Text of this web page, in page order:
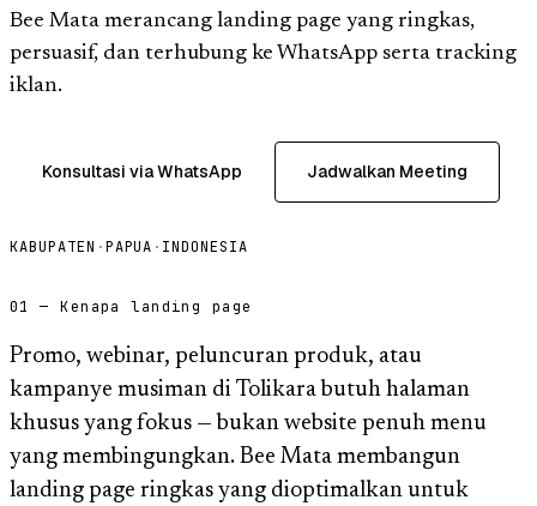
Bee Mata merancang landing page yang ringkas,
persuasif, dan terhubung ke WhatsApp serta tracking
iklan.
Konsultasi via WhatsApp Jadwalkan Meeting
KABUPATEN ·PAPUA · INDONESIA
01 — Kenapa landing page
Promo, webinar, peluncuran produk, atau
kampanye musiman di Tolikara butuh halaman
khusus yang fokus — bukan website penuh menu
yang membingungkan. Bee Mata membangun
landing page ringkas yang dioptimalkan untuk